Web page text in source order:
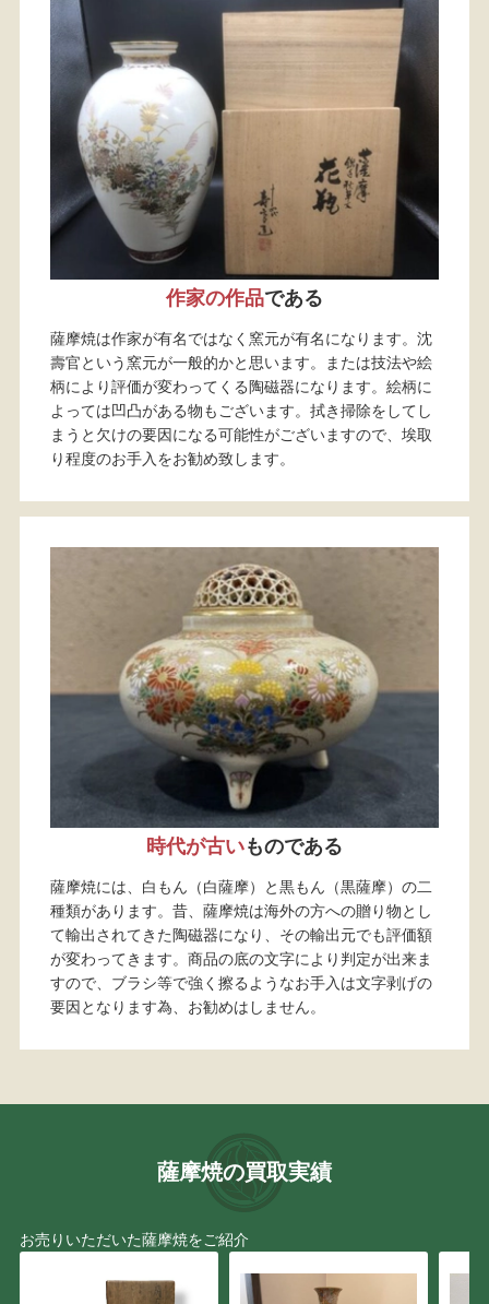
作家の作品である
薩摩焼は作家が有名ではなく窯元が有名になります。沈
壽官という窯元が一般的かと思います。または技法や絵
柄により評価が変わってくる陶磁器になります。絵柄に
よっては凹凸がある物もございます。拭き掃除をしてし
まうと欠けの要因になる可能性がございますので、埃取
り程度のお手入をお勧め致します。
時代が古いものである
薩摩焼には、白もん（白薩摩）と黒もん（黒薩摩）の二
種類があります。昔、薩摩焼は海外の方への贈り物とし
て輸出されてきた陶磁器になり、その輸出元でも評価額
が変わってきます。商品の底の文字により判定が出来ま
すので、ブラシ等で強く擦るようなお手入は文字剥げの
要因となります為、お勧めはしません。
薩摩焼の買取実績
お売りいただいた薩摩焼をご紹介